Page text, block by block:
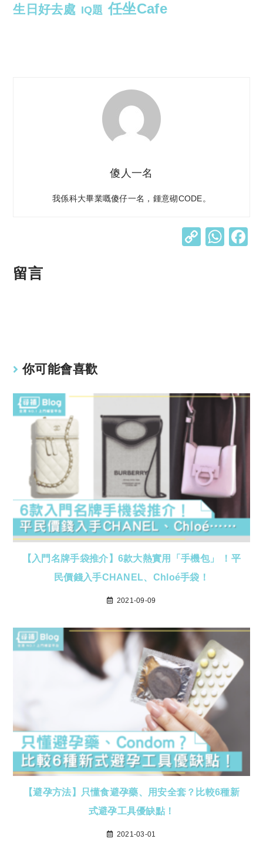
生日好去處 IQ題 任坐Cafe
傻人一名
我係科大畢業嘅傻仔一名，鍾意砌CODE。
C W
留言
你可能會喜歡
【入門名牌手袋推介】6款大熱實用「手機包」 ！平
民價錢入手CHANEL、Chloé手袋！
2021-09-09
【避孕方法】只懂食避孕藥、用安全套？比較6種新
式避孕工具優缺點！
2021-03-01